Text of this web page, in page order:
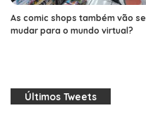
As comic shops também vão se
mudar para o mundo virtual?
Últimos Tweets